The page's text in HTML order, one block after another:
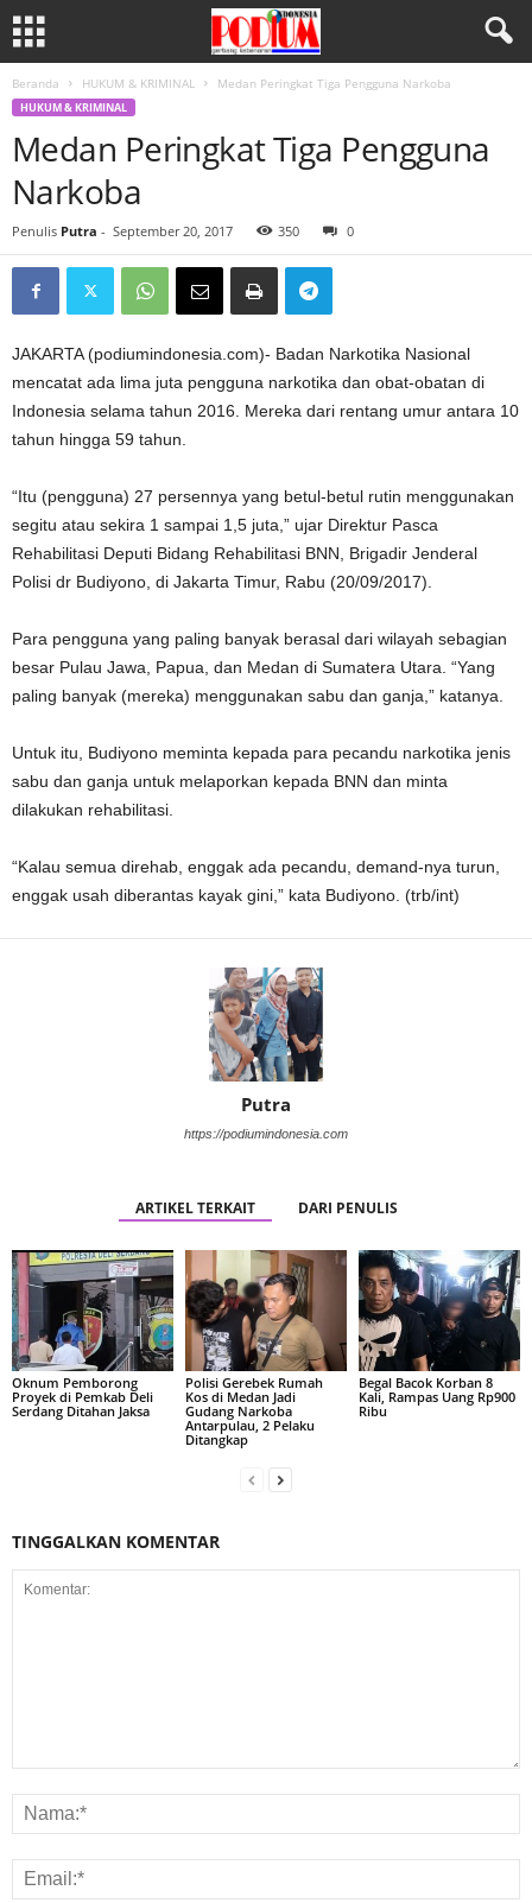
Beranda HUKUM & KRIMINAL Medan Peringkat Tiga Pengguna Narkoba
HUKUM & KRIMINAL
Medan Peringkat Tiga Pengguna
Narkoba
Penulis Putra - September 20, 2017 350 0
JAKARTA (podiumindonesia.com)- Badan Narkotika Nasional
mencatat ada lima juta pengguna narkotika dan obat-obatan di
Indonesia selama tahun 2016. Mereka dari rentang umur antara 10
tahun hingga 59 tahun.
“Itu (pengguna) 27 persennya yang betul-betul rutin menggunakan
segitu atau sekira 1 sampai 1,5 juta,” ujar Direktur Pasca
Rehabilitasi Deputi Bidang Rehabilitasi BNN, Brigadir Jenderal
Polisi dr Budiyono, di Jakarta Timur, Rabu (20/09/2017).
Para pengguna yang paling banyak berasal dari wilayah sebagian
besar Pulau Jawa, Papua, dan Medan di Sumatera Utara. “Yang
paling banyak (mereka) menggunakan sabu dan ganja,” katanya.
Untuk itu, Budiyono meminta kepada para pecandu narkotika jenis
sabu dan ganja untuk melaporkan kepada BNN dan minta
dilakukan rehabilitasi.
“Kalau semua direhab, enggak ada pecandu, demand-nya turun,
enggak usah diberantas kayak gini,” kata Budiyono. (trb/int)
Putra
https://podiumindonesia.com
ARTIKEL TERKAIT DARI PENULIS
Oknum Pemborong
Proyek di Pemkab Deli
Serdang Ditahan Jaksa
Polisi Gerebek Rumah
Kos di Medan Jadi
Gudang Narkoba
Antarpulau, 2 Pelaku
Ditangkap
Begal Bacok Korban 8
Kali, Rampas Uang Rp900
Ribu
TINGGALKAN KOMENTAR